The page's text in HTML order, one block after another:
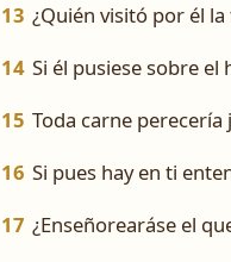
13 ¿Quién visitó por él
14 Si él pusiese sobre
15 Toda carne
16 Si pues hay en ti
17 ¿Enseñorearáse el